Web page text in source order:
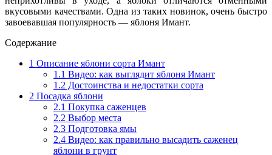
вкусовыми качествами. Одна из таких новинок, очень быстро
завоевавшая популярность — яблоня Имант.
Содержание
1 Описание яблони сорта Имант
1.1 Видео: как выглядит яблоня Имант
1.2 Достоинства и недостатки сорта
2 Посадка яблони
2.1 Покупка саженцев
2.2 Выбор места
2.3 Подготовка ямы
2.4 Видео: как правильно высадить саженец
яблони в грунт